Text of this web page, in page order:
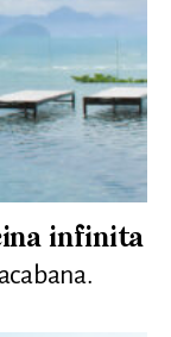
infinita